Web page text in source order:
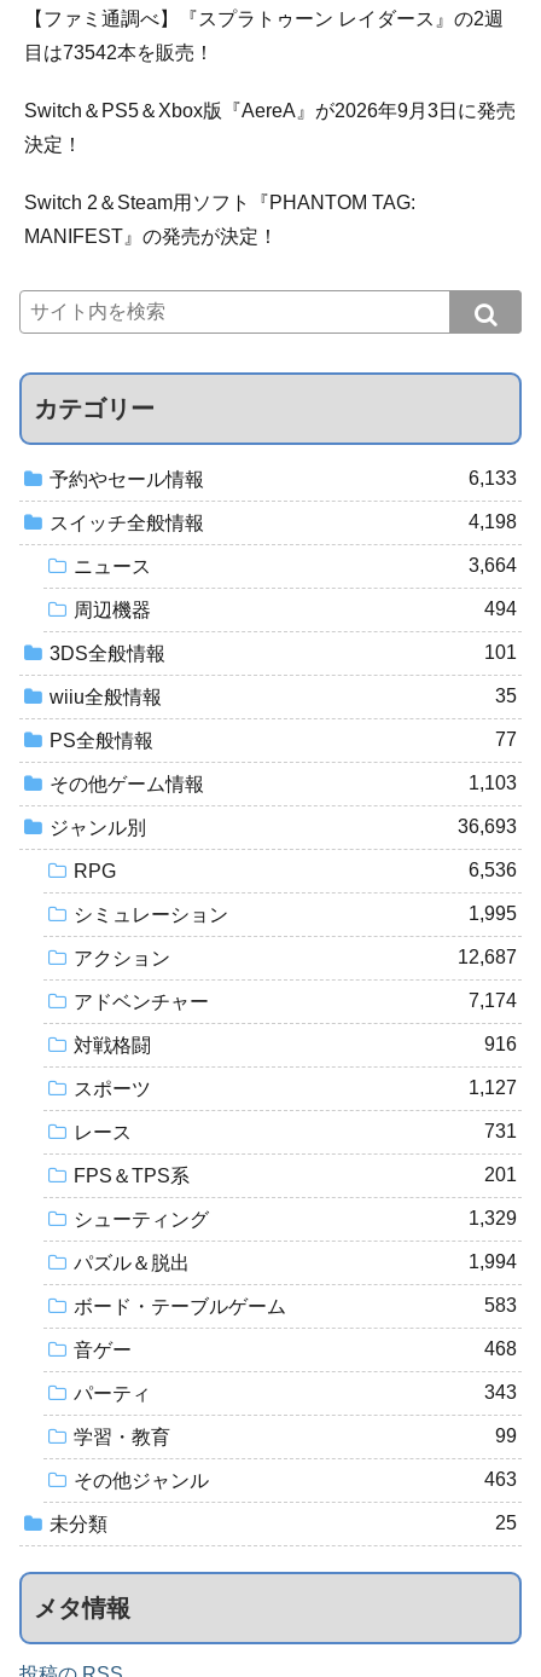
【ファミ通調べ】『スプラトゥーン レイダース』の2週
目は73542本を販売！
Switch＆PS5＆Xbox版『AereA』が2026年9月3日に発売
決定！
Switch 2＆Steam用ソフト『PHANTOM TAG:
MANIFEST』の発売が決定！
カテゴリー
予約やセール情報 6,133
スイッチ全般情報 4,198
ニュース 3,664
周辺機器 494
3DS全般情報 101
wiiu全般情報 35
PS全般情報 77
その他ゲーム情報 1,103
ジャンル別 36,693
RPG 6,536
シミュレーション 1,995
アクション 12,687
アドベンチャー 7,174
対戦格闘 916
スポーツ 1,127
レース 731
FPS＆TPS系 201
シューティング 1,329
パズル＆脱出 1,994
ボード・テーブルゲーム 583
音ゲー 468
パーティ 343
学習・教育 99
その他ジャンル 463
未分類 25
メタ情報